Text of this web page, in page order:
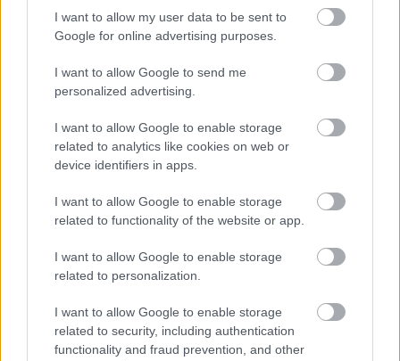
I want to allow my user data to be sent to
Google for online advertising purposes.
I want to allow Google to send me
personalized advertising.
I want to allow Google to enable storage
related to analytics like cookies on web or
device identifiers in apps.
I want to allow Google to enable storage
related to functionality of the website or app.
I want to allow Google to enable storage
related to personalization.
I want to allow Google to enable storage
related to security, including authentication
functionality and fraud prevention, and other
16 éve
wehehehe, legalább őszinte:
egyetértünk, te szarrágó, milliárdok lelőhelye sky
barátod gödre, ahonnan bőszen szedegetitek is ki a
"kincseket". Hogy dőlne rád a kurva házad, te
szarzsák!
Seduxen (már NEM dr.)
16 éve